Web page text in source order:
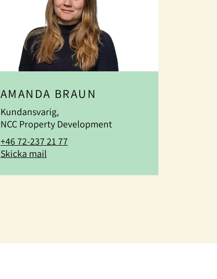
AMANDA BRAUN
Kundansvarig,
NCC Property Development
+46 72-237 21 77
Skicka mail